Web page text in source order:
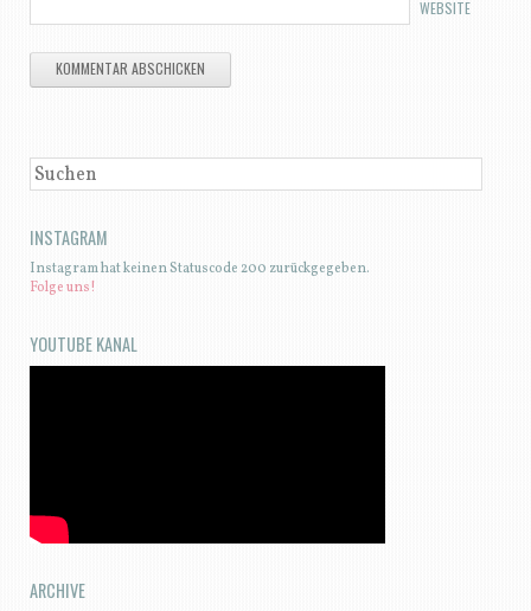
WEBSITE
SUCHEN
INSTAGRAM
Instagram hat keinen Statuscode 200 zurückgegeben.
Folge uns!
YOUTUBE KANAL
ARCHIVE